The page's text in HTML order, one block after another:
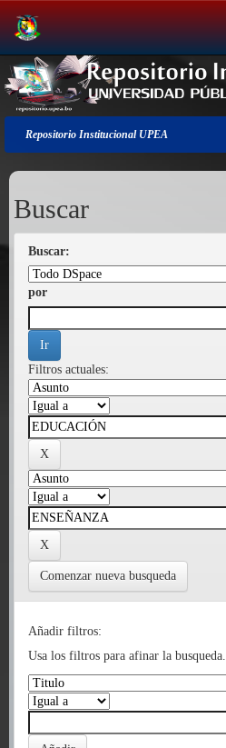
Salir
de
la
navegación
Repositorio Institucional UPEA
Buscar
Buscar:
por
Filtros actuales:
Comenzar nueva busqueda
Añadir filtros:
Usa los filtros para afinar la busqueda.